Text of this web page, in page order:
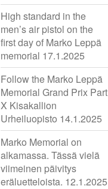
High standard in the
men’s air pistol on the
first day of Marko Leppä
memorial 17.1.2025
Follow the Marko Leppä
Memorial Grand Prix Part
X Kisakallion
Urheiluopisto 14.1.2025
Marko Memorial on
alkamassa. Tässä vielä
viimeinen päivitys
eräluetteloista. 12.1.2025